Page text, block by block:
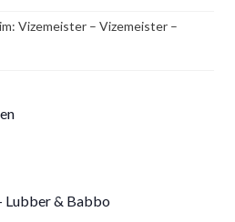
Vizemeister – Vizemeister –
Lubber & Babbo